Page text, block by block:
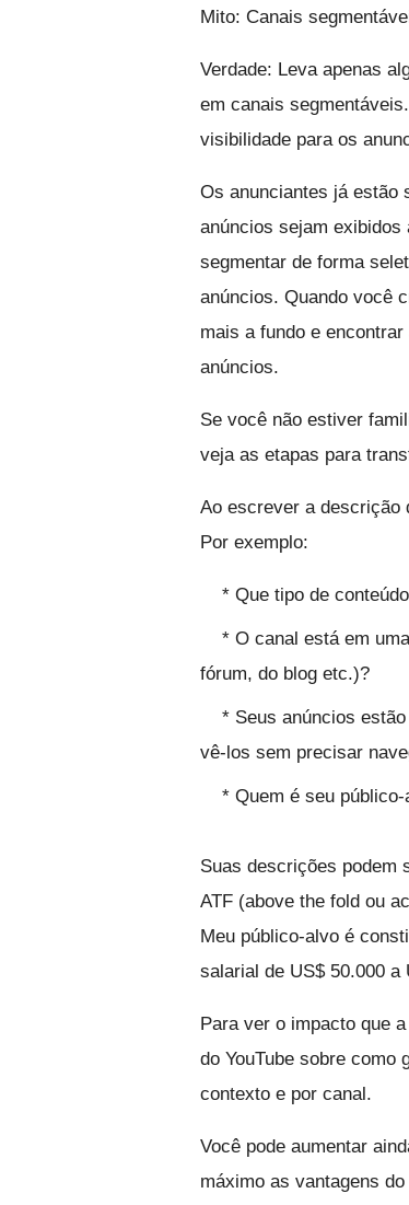
Mito: Canais
Verdade: Leva apenas
em canais
visibilidade para os
Os anunciantes já estão
anúncios sejam exibidos
segmentar de forma
anúncios. Quando você
mais a fundo e
anúncios.
Se você não estiver
veja as etapas para
Ao escrever a descrição
Por exemplo:
* Que tipo de
* O canal está em
fórum, do blog etc.)?
* Seus anúncios estão
vê-los sem precisar
* Quem é seu público-
Suas descrições podem
ATF (above the fold ou
Meu público-alvo é
salarial de US$ 50.000 a
Para ver o impacto que
do YouTube sobre como
contexto e por canal.
Você pode aumentar
máximo as vantagens